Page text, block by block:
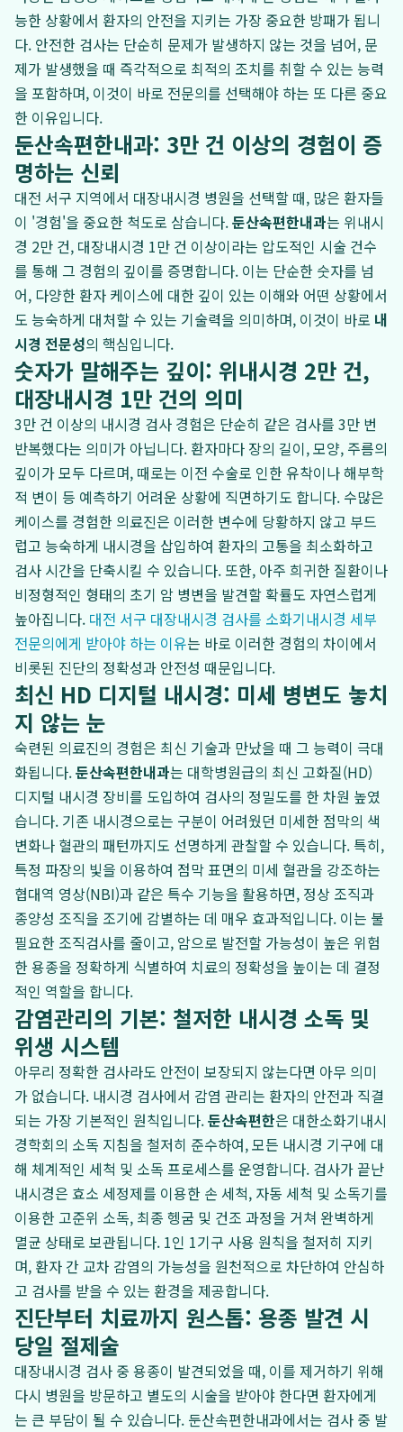
능한 상황에서 환자의 안전을 지키는 가장 중요한 방패가 됩니
다. 안전한 검사는 단순히 문제가 발생하지 않는 것을 넘어, 문
제가 발생했을 때 즉각적으로 최적의 조치를 취할 수 있는 능력
을 포함하며, 이것이 바로 전문의를 선택해야 하는 또 다른 중요
한 이유입니다.
둔산속편한내과: 3만 건 이상의 경험이 증
명하는 신뢰
대전 서구 지역에서 대장내시경 병원을 선택할 때, 많은 환자들
이 '경험'을 중요한 척도로 삼습니다.둔산속편한내과는 위내시
경 2만 건, 대장내시경 1만 건 이상이라는 압도적인 시술 건수
를 통해 그 경험의 깊이를 증명합니다. 이는 단순한 숫자를 넘
어, 다양한 환자 케이스에 대한 깊이 있는 이해와 어떤 상황에서
도 능숙하게 대처할 수 있는 기술력을 의미하며, 이것이 바로 내
시경 전문성의 핵심입니다.
숫자가 말해주는 깊이: 위내시경 2만 건,
대장내시경 1만 건의 의미
3만 건 이상의 내시경 검사 경험은 단순히 같은 검사를 3만 번
반복했다는 의미가 아닙니다. 환자마다 장의 길이, 모양, 주름의
깊이가 모두 다르며, 때로는 이전 수술로 인한 유착이나 해부학
적 변이 등 예측하기 어려운 상황에 직면하기도 합니다. 수많은
케이스를 경험한 의료진은 이러한 변수에 당황하지 않고 부드
럽고 능숙하게 내시경을 삽입하여 환자의 고통을 최소화하고
검사 시간을 단축시킬 수 있습니다. 또한, 아주 희귀한 질환이나
비정형적인 형태의 초기 암 병변을 발견할 확률도 자연스럽게
높아집니다. 대전 서구 대장내시경 검사를 소화기내시경 세부
전문의에게 받아야 하는 이유는 바로 이러한 경험의 차이에서
비롯된 진단의 정확성과 안전성 때문입니다.
최신 HD 디지털 내시경: 미세 병변도 놓치
지 않는 눈
숙련된 의료진의 경험은 최신 기술과 만났을 때 그 능력이 극대
화됩니다.둔산속편한내과는 대학병원급의 최신 고화질(HD)
디지털 내시경 장비를 도입하여 검사의 정밀도를 한 차원 높였
습니다. 기존 내시경으로는 구분이 어려웠던 미세한 점막의 색
변화나 혈관의 패턴까지도 선명하게 관찰할 수 있습니다. 특히,
특정 파장의 빛을 이용하여 점막 표면의 미세 혈관을 강조하는
협대역 영상(NBI)과 같은 특수 기능을 활용하면, 정상 조직과
종양성 조직을 조기에 감별하는 데 매우 효과적입니다. 이는 불
필요한 조직검사를 줄이고, 암으로 발전할 가능성이 높은 위험
한 용종을 정확하게 식별하여 치료의 정확성을 높이는 데 결정
적인 역할을 합니다.
감염관리의 기본: 철저한 내시경 소독 및
위생 시스템
아무리 정확한 검사라도 안전이 보장되지 않는다면 아무 의미
가 없습니다. 내시경 검사에서 감염 관리는 환자의 안전과 직결
되는 가장 기본적인 원칙입니다.둔산속편한은 대한소화기내시
경학회의 소독 지침을 철저히 준수하여, 모든 내시경 기구에 대
해 체계적인 세척 및 소독 프로세스를 운영합니다. 검사가 끝난
내시경은 효소 세정제를 이용한 손 세척, 자동 세척 및 소독기를
이용한 고준위 소독, 최종 헹굼 및 건조 과정을 거쳐 완벽하게
멸균 상태로 보관됩니다. 1인 1기구 사용 원칙을 철저히 지키
며, 환자 간 교차 감염의 가능성을 원천적으로 차단하여 안심하
고 검사를 받을 수 있는 환경을 제공합니다.
진단부터 치료까지 원스톱: 용종 발견 시
당일 절제술
대장내시경 검사 중 용종이 발견되었을 때, 이를 제거하기 위해
다시 병원을 방문하고 별도의 시술을 받아야 한다면 환자에게
는 큰 부담이 될 수 있습니다. 둔산속편한내과에서는 검사 중 발